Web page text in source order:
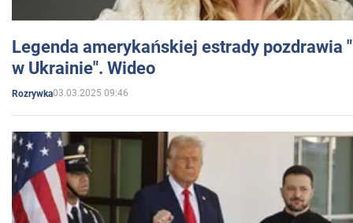
Legenda amerykańskiej estrady pozdrawia
w Ukrainie". Wideo
Rozrywka03.03.2025 09:46